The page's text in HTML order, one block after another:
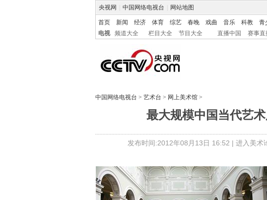
央视网 中国网络电视台 网站地图
首页 新闻 经济 体育 综艺 春晚 戏曲 音乐 科教 青
电视
频道大全 栏目大全 节目大全 直播中国 赛事直
中国网络电视台 > 艺术台 > 网上美术馆 >
最大规模中国当代艺
发布时间:2012年08月13日 16:52 | 进入美术